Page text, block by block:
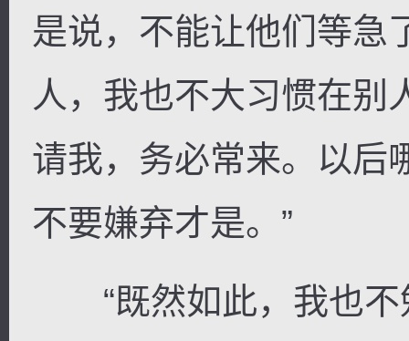
是说，不能让他们等急
人，我也不大习惯在别
请我，务必常来。以后
不要嫌弃才是。”
“既然如此，我也不